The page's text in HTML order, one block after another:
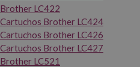
Brother LC422
Cartuchos Brother LC424
Cartuchos Brother LC426
Cartuchos Brother LC427
Brother LC521